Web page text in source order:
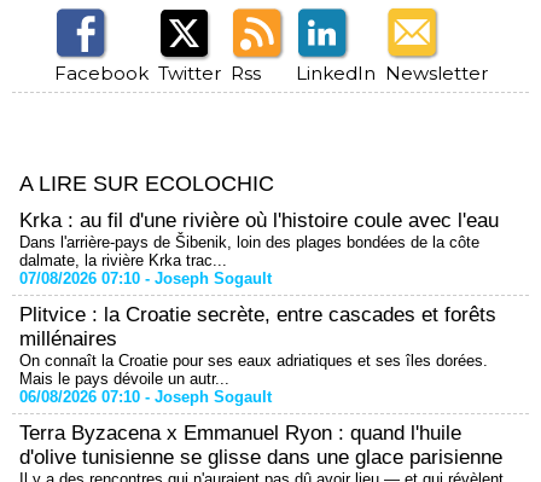
Facebook Twitter Rss LinkedIn Newsletter
A LIRE SUR ECOLOCHIC
Krka : au fil d'une rivière où l'histoire coule avec l'eau
Dans l'arrière-pays de Šibenik, loin des plages bondées de la côte
dalmate, la rivière Krka trac...
07/08/2026 07:10 - Joseph Sogault
Plitvice : la Croatie secrète, entre cascades et forêts
millénaires
On connaît la Croatie pour ses eaux adriatiques et ses îles dorées.
Mais le pays dévoile un autr...
06/08/2026 07:10 - Joseph Sogault
Terra Byzacena x Emmanuel Ryon : quand l'huile
d'olive tunisienne se glisse dans une glace parisienne